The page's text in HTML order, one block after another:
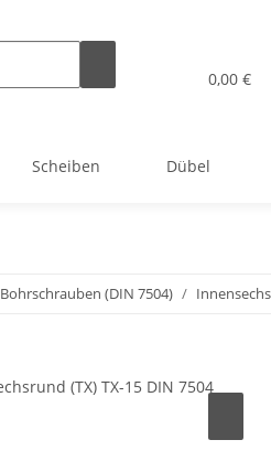
0,00 €
Scheiben Dübel
Bohrschrauben (DIN 7504)